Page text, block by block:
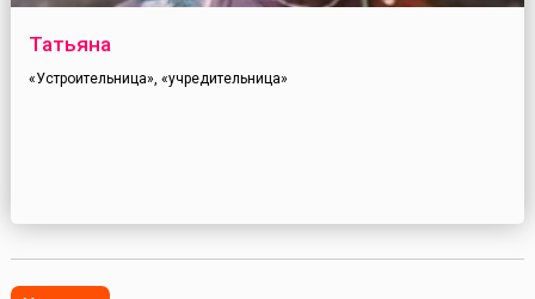
Татьяна
«Устроительница», «учредительница»